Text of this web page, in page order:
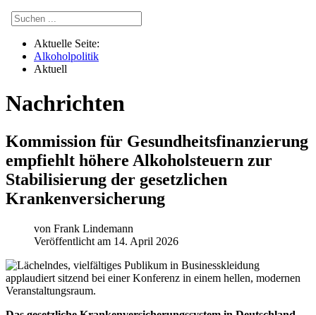
Aktuelle Seite:
Alkoholpolitik
Aktuell
Nachrichten
Kommission für Gesundheitsfinanzierung
empfiehlt höhere Alkoholsteuern zur
Stabilisierung der gesetzlichen
Krankenversicherung
von Frank Lindemann
Veröffentlicht am 14. April 2026